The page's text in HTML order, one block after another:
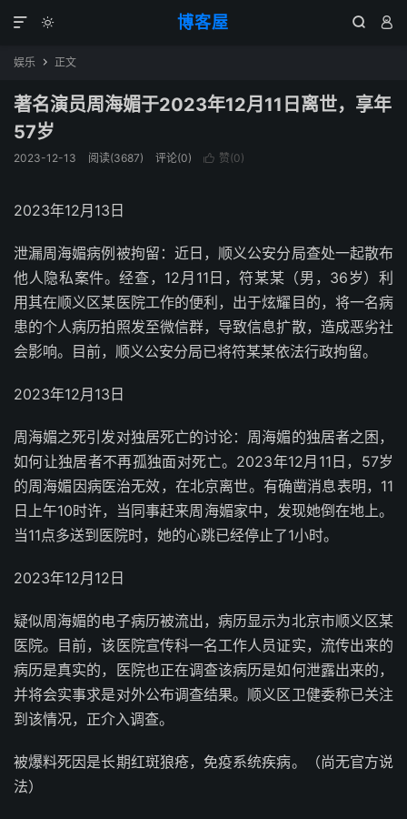
博客屋
  

娱乐  正文
著名演员周海媚于2023年12月11日离世，享年
57岁
2023-12-13 阅读(3687) 评论(0)  赞(0)
2023年12月13日
泄漏周海媚病例被拘留：近日，顺义公安分局查处一起散布
他人隐私案件。经查，12月11日，符某某（男，36岁）利
用其在顺义区某医院工作的便利，出于炫耀目的，将一名病
患的个人病历拍照发至微信群，导致信息扩散，造成恶劣社
会影响。目前，顺义公安分局已将符某某依法行政拘留。
2023年12月13日
周海媚之死引发对独居死亡的讨论：周海媚的独居者之困，
如何让独居者不再孤独面对死亡。2023年12月11日，57岁
的周海媚因病医治无效，在北京离世。有确凿消息表明，11
日上午10时许，当同事赶来周海媚家中，发现她倒在地上。
当11点多送到医院时，她的心跳已经停止了1小时。
2023年12月12日
疑似周海媚的电子病历被流出，病历显示为北京市顺义区某
医院。目前，该医院宣传科一名工作人员证实，流传出来的
病历是真实的，医院也正在调查该病历是如何泄露出来的，
并将会实事求是对外公布调查结果。顺义区卫健委称已关注
到该情况，正介入调查。
被爆料死因是长期红斑狼疮，免疫系统疾病。（尚无官方说
法）